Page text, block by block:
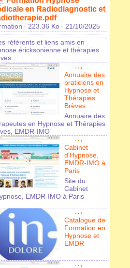
en Radiodiagnostic et
- 223.36 Ko- 21/10/2025
référents et liens amis en
éricksonienne et thérapies
Annuaire des
praticiens en
Hypnose et
Thérapies
Brèves
Annuaire des
en Hypnose et Thérapies
EMDR-IMO
Cabinet
d'Hypnose,
EMDR-IMO à
Paris
Site du
Cabinet
EMDR-IMO à Paris
Catalogue de
Formation en
Hypnose et
EMDR